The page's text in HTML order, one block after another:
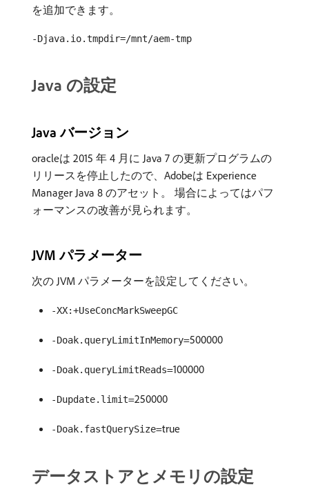
を追加できます。
-Djava.io.tmpdir=/mnt/aem-tmp
Java の設定
Java バージョン
oracleは 2015 年 4 月に Java 7 の更新プログラムの
リリースを停止したので、Adobeは Experience
Manager Java 8 のアセット。 場合によってはパフ
ォーマンスの改善が見られます。
JVM パラメーター
次の JVM パラメーターを設定してください。
-XX:+UseConcMarkSweepGC
-Doak.queryLimitInMemory=500000
-Doak.queryLimitReads=100000
-Dupdate.limit=250000
-Doak.fastQuerySize=true
データストアとメモリの設定